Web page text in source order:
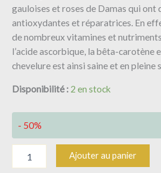
gauloises et roses de Damas qui ont
antioxydantes et réparatrices. En
de nombreux vitamines et
l’acide ascorbique, la bêta-carotène
chevelure est ainsi saine et en pleine
Disponibilité : 2 en stock
- 50%
Ajouter au panier